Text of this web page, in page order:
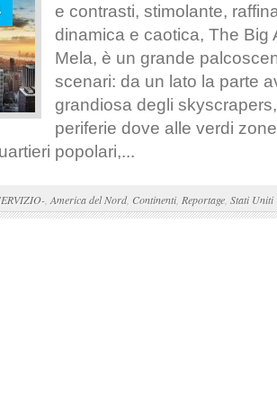
e contrasti, stimolante,
dinamica e caotica, The Big
Mela, è un grande
scenari: da un lato la parte
grandiosa degli skyscrapers,
periferie dove alle verdi
popolari,...
America del Nord, Continenti, Reportage Stati Uniti